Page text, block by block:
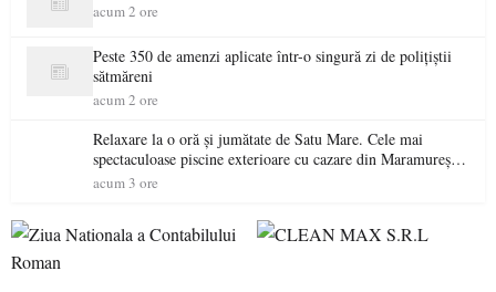
acum 2 ore
Peste 350 de amenzi aplicate într-o singură zi de polițiștii
sătmăreni
acum 2 ore
Relaxare la o oră și jumătate de Satu Mare. Cele mai
spectaculoase piscine exterioare cu cazare din Maramureș,
ideale pentru o escapadă de vară
acum 3 ore